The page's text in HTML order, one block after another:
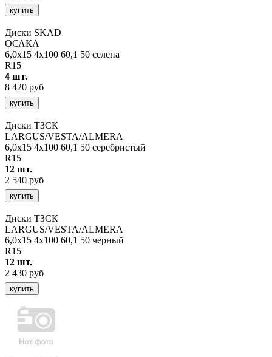
купить
Диски SKAD
ОСАКА
6,0x15 4x100 60,1 50 селена
R15
4 шт.
8 420 руб
купить
Диски ТЗСК
LARGUS/VESTA/ALMERA
6,0x15 4x100 60,1 50 серебристый
R15
12 шт.
2 540 руб
купить
Диски ТЗСК
LARGUS/VESTA/ALMERA
6,0x15 4x100 60,1 50 черный
R15
12 шт.
2 430 руб
купить